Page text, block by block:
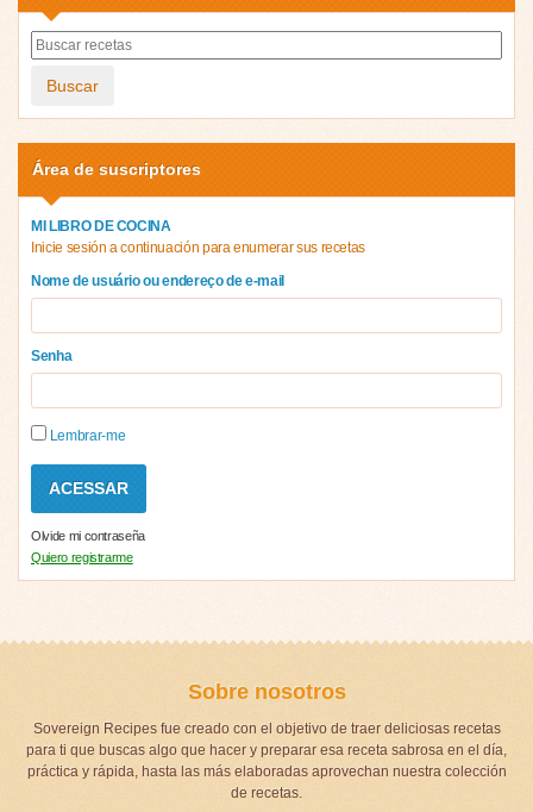
Buscar
Área de suscriptores
MI LIBRO DE COCINA
Inicie sesión a continuación para enumerar sus recetas
Nome de usuário ou endereço de e-mail
Senha
Lembrar-me
Olvide mi contraseña
Quiero registrarme
Sobre nosotros
Sovereign Recipes fue creado con el objetivo de traer deliciosas recetas
para ti que buscas algo que hacer y preparar esa receta sabrosa en el día,
práctica y rápida, hasta las más elaboradas aprovechan nuestra colección
de recetas.